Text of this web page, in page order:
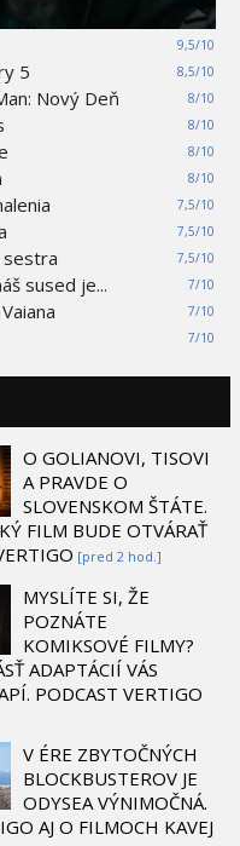
9,5/10
8,5/10
5
8/10
Nový Deň
8/10
8/10
8/10
7,5/10
7,5/10
7,5/10
sestra
7/10
sused je...
7/10
7/10
O GOLIANOVI, TISOVI
A PRAVDE O
SLOVENSKOM ŠTÁTE.
FILM BUDE OTVÁRAŤ
[pred 2 hod.]
MYSLÍTE SI, ŽE
POZNÁTE
KOMIKSOVÉ FILMY?
ADAPTÁCIÍ VÁS
PODCAST VERTIGO
V ÉRE ZBYTOČNÝCH
BLOCKBUSTEROV JE
ODYSEA VÝNIMOČNÁ.
AJ O FILMOCH KAVEJ